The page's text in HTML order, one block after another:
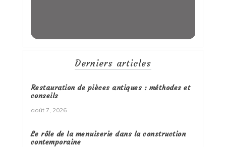
Derniers articles
Restauration de pièces antiques : méthodes et
conseils
août 7, 2026
Le rôle de la menuiserie dans la construction
contemporaine